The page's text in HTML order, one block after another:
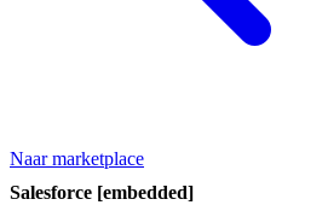
Naar marketplace
Salesforce [embedded]